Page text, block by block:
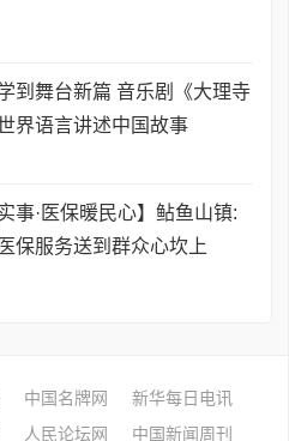
到舞台新篇 音乐剧《大理寺
界语言讲述中国故事
事·医保暖民心】鲇鱼山镇:
保服务送到群众心坎上
中国名牌网
新华每日电讯
人民论坛网 中国新闻周刊